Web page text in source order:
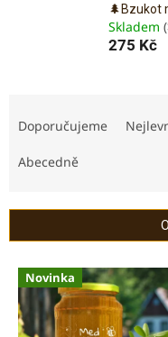
🌲Bzukot
Skladem
275 Kč
r
o
Doporučujeme
Abecedně
V Novinka